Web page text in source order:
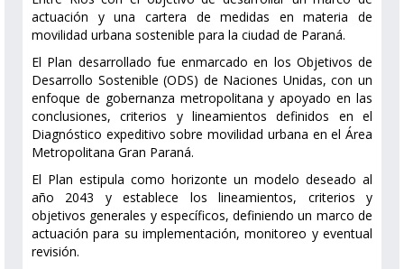
actuación y una cartera de medidas en materia de
movilidad urbana sostenible para la ciudad de Paraná.
El Plan desarrollado fue enmarcado en los Objetivos de
Desarrollo Sostenible (ODS) de Naciones Unidas, con un
enfoque de gobernanza metropolitana y apoyado en las
conclusiones, criterios y lineamientos definidos en el
Diagnóstico expeditivo sobre movilidad urbana en el Área
Metropolitana Gran Paraná.
El Plan estipula como horizonte un modelo deseado al
año 2043 y establece los lineamientos, criterios y
objetivos generales y específicos, definiendo un marco de
actuación para su implementación, monitoreo y eventual
revisión.